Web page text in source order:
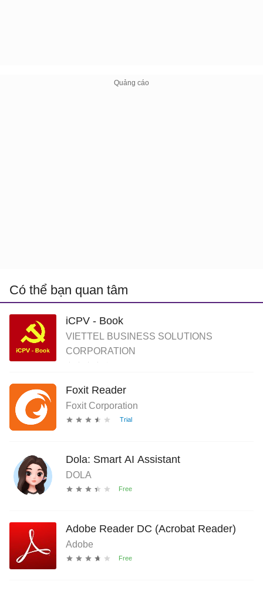
Có thể bạn quan tâm
iCPV - Book
VIETTEL BUSINESS SOLUTIONS
CORPORATION
Foxit Reader
Foxit Corporation
Dola: Smart AI Assistant
DOLA
Adobe Reader DC (Acrobat Reader)
Adobe